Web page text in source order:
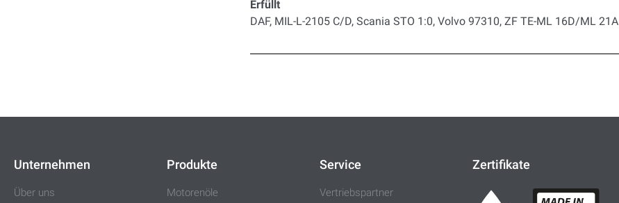
Erfüllt
DAF, MIL-L-2105 C/D, Scania STO 1:0, Volvo 97310, ZF TE-ML 16D/ML 21A
Unternehmen
Über uns
Produkte
Motorenöle
Service
Vertriebspartner
Zertifikate